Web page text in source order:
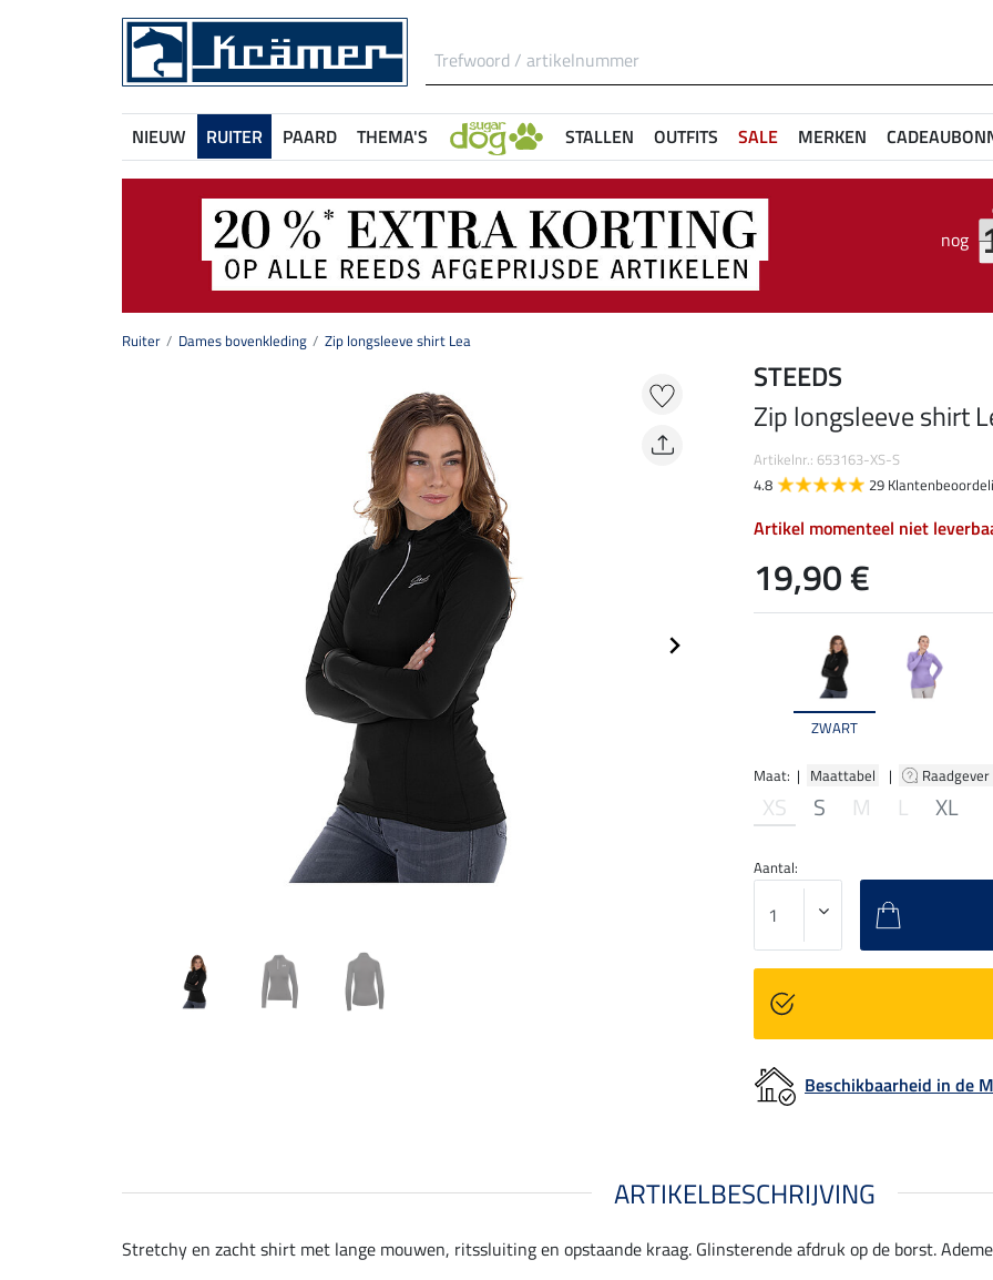
NIEUW RUITER PAARD THEMA'S STALLEN OUTFITS SALE MERKEN
nog
Ruiter Dames bovenkleding Zip longsleeve shirt Lea
ZWART
Maat: | Maattabel | Raadgever
XS S M L XL
STEEDS
Zip longsleeve shirt
Artikelnr.: 653163-XS-S
4.8
29
Artikel momenteel niet
19,90 €
Aantal:
Beschikbaarheid in de
ARTIKELBESCHRIJVING
Stretchy en zacht shirt met lange mouwen, ritssluiting en opstaande kraag. Glinsterende afdruk op de borst.